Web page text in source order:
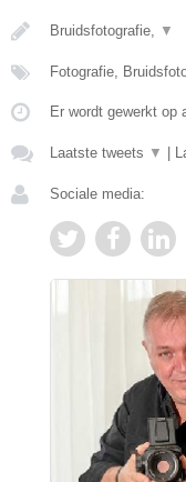
Bruidsfotografie, ▼
Fotografie,
Er wordt gewerkt op
Laatste tweets ▼
Sociale media: